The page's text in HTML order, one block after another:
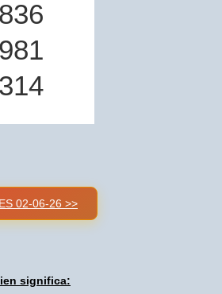
02-06-26 >>
significa: